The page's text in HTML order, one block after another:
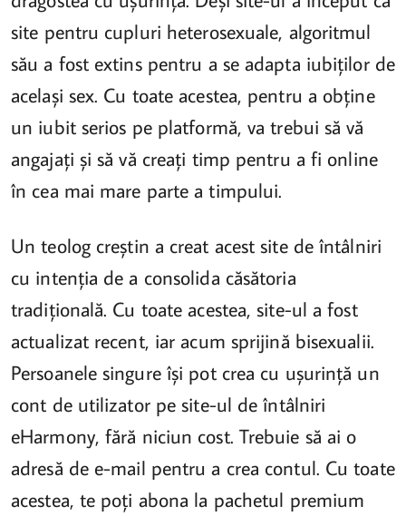
site pentru cupluri heterosexuale, algoritmul
său a fost extins pentru a se adapta iubiților de
același sex. Cu toate acestea, pentru a obține
un iubit serios pe platformă, va trebui să vă
angajați și să vă creați timp pentru a fi online
în cea mai mare parte a timpului.
Un teolog creștin a creat acest site de întâlniri
cu intenția de a consolida căsătoria
tradițională. Cu toate acestea, site-ul a fost
actualizat recent, iar acum sprijină bisexualii.
Persoanele singure își pot crea cu ușurință un
cont de utilizator pe site-ul de întâlniri
eHarmony, fără niciun cost. Trebuie să ai o
adresă de e-mail pentru a crea contul. Cu toate
acestea, te poți abona la pachetul premium